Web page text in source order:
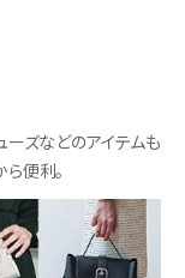
ーズなどのアイテムも
便利。